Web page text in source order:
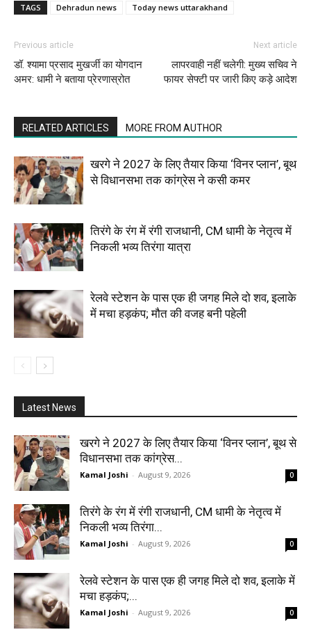
TAGS Dehradun news Today news uttarakhand
Previous article
डॉ. श्यामा प्रसाद मुखर्जी का योगदान
अमर: धामी ने बताया प्रेरणास्रोत
Next article
लापरवाही नहीं चलेगी: मुख्य सचिव ने
फायर सेफ्टी पर जारी किए कड़े आदेश
RELATED ARTICLES MORE FROM AUTHOR
खरगे ने 2027 के लिए तैयार किया ‘विनर प्लान’, बूथ
से विधानसभा तक कांग्रेस ने कसी कमर
तिरंगे के रंग में रंगी राजधानी, CM धामी के नेतृत्व में
निकली भव्य तिरंगा यात्रा
रेलवे स्टेशन के पास एक ही जगह मिले दो शव, इलाके
में मचा हड़कंप; मौत की वजह बनी पहेली
Latest News
खरगे ने 2027 के लिए तैयार किया ‘विनर प्लान’, बूथ से
विधानसभा तक कांग्रेस...
Kamal Joshi - August 9, 2026 0
तिरंगे के रंग में रंगी राजधानी, CM धामी के नेतृत्व में
निकली भव्य तिरंगा...
Kamal Joshi - August 9, 2026 0
रेलवे स्टेशन के पास एक ही जगह मिले दो शव, इलाके में
मचा हड़कंप;...
Kamal Joshi - August 9, 2026 0